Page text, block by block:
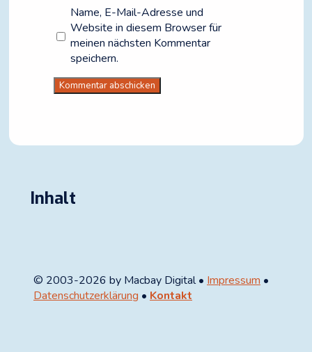
Name, E-Mail-Adresse und
Website in diesem Browser für
meinen nächsten Kommentar
speichern.
Inhalt
© 2003-2026 by Macbay Digital • Impressum •
Datenschutzerklärung • Kontakt